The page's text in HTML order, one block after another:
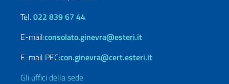
Tel.022 839 67 44
E-mail:consolato.ginevra@esteri.it
E-mail PEC:con.ginevra@cert.esteri.it
Gli uffici della sede